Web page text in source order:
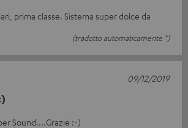
prima classe. Sistema super dolce da
(tradotto automaticamente *)
Sound....Grazie :-)
09/12/2019